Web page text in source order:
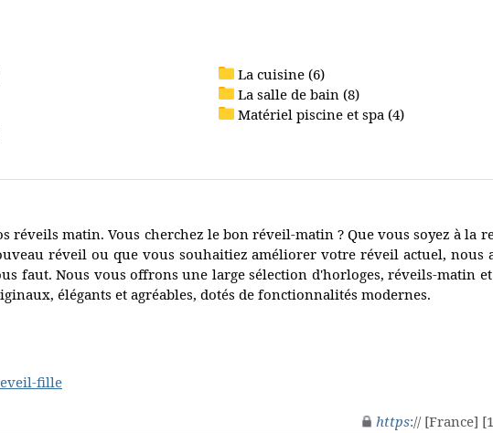
La cuisine (6)
La salle de bain (8)
Matériel piscine et spa (4)
réveils matin. Vous cherchez le bon réveil-matin ? Que vous soyez à la
réveil ou que vous souhaitiez améliorer votre réveil actuel, nous
faut. Nous vous offrons une large sélection d'horloges, réveils-matin
élégants et agréables, dotés de fonctionnalités modernes.
fille
https:// [France]